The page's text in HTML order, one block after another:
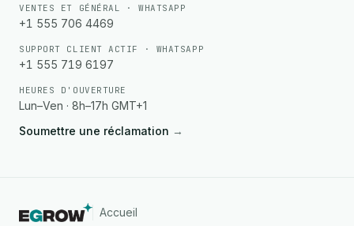
VENTES ET GÉNÉRAL · WHATSAPP
+1 555 706 4469
SUPPORT CLIENT ACTIF · WHATSAPP
+1 555 719 6197
HEURES D'OUVERTURE
Lun–Ven · 8h–17h GMT+1
Soumettre une réclamation →
Accueil